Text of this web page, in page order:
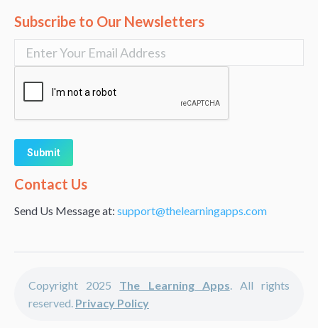
Subscribe to Our Newsletters
Alternative:
Contact Us
Send Us Message at: support@thelearningapps.com
Copyright 2025 The Learning Apps. All rights
reserved. Privacy Policy